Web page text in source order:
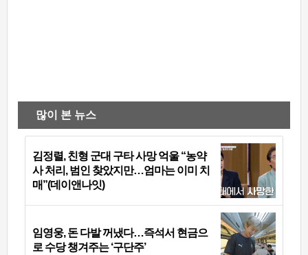
많이 본 뉴스
김정렬, 친형 군대 구타 사망 억울 “농약
사 처리, 범인 찾았지만…엄마는 이미 치
매”(데이앤나잇)
임영웅, 돈 다발 꺼냈다…즉석서 현금으
로 수당 챙겨주는 ‘구단주’